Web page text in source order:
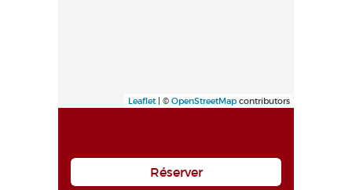
Leaflet| © OpenStreetMap contributors
Réserver